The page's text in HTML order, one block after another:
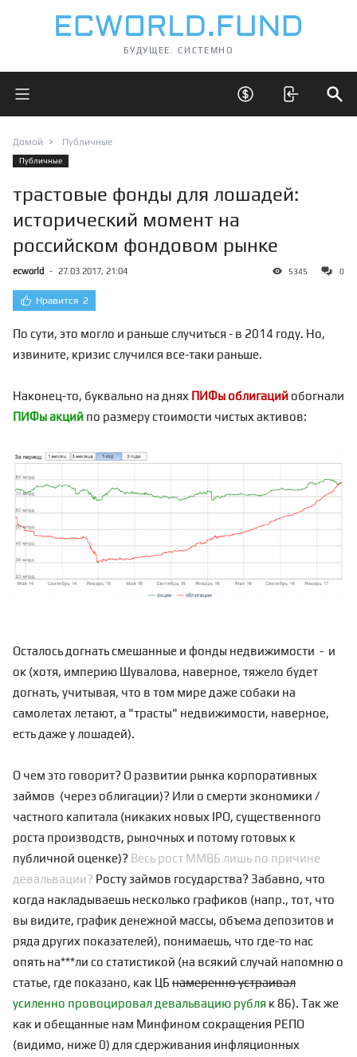
БУДУЩЕЕ. СИСТЕМНО
Открыть главное меню Открыть скрытые
Домой Публичные
Публичные
трастовые фонды для лошадей:
исторический момент на
российском фондовом рынке
ecworld - 27.03.2017, 21:04 5345 0
Нравится 2
По сути, это могло и раньше случиться - в 2014 году. Но,
извините, кризис случился все-таки раньше.
Наконец-то, буквально на днях ПИФы облигаций обогнали
ПИФы акций по размеру стоимости чистых активов:
Осталось догнать смешанные и фонды недвижимости - и
ок (хотя, империю Шувалова, наверное, тяжело будет
догнать, учитывая, что в том мире даже собаки на
самолетах летают, а "трасты" недвижимости, наверное,
есть даже у лошадей).
О чем это говорит? О развитии рынка корпоративных
займов (через облигации)? Или о смерти экономики /
частного капитала (никаких новых IPO, существенного
роста производств, рыночных и потому готовых к
публичной оценке)? Весь рост ММВБ лишь по причине
девальвации? Росту займов государства? Забавно, что
когда накладываешь несколько графиков (напр., тот, что
вы видите, график денежной массы, объема депозитов и
ряда других показателей), понимаешь, что где-то нас
опять на***ли со статистикой (на всякий случай напомню о
статье, где показано, как ЦБ намеренно устраивал
усиленно провоцировал девальвацию рубля к 86). Так же
как и обещанные нам Минфином сокращения РЕПО
(видимо, ниже 0) для сдерживания инфляционных